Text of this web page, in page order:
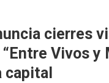
cierres
Vivos y
capital